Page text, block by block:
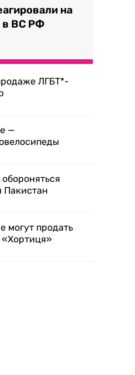
на
в ВС РФ
ЛГБТ*-
—
Пакистан
могут продать